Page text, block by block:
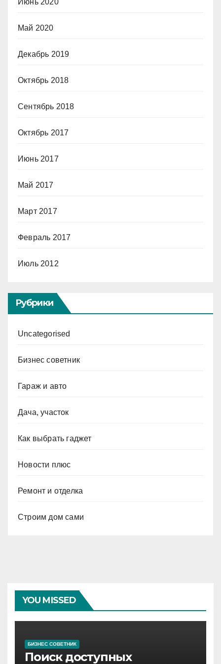
Май 2020
Декабрь 2019
Октябрь 2018
Сентябрь 2018
Октябрь 2017
Июнь 2017
Май 2017
Март 2017
Февраль 2017
Июль 2012
Рубрики
Uncategorised
Бизнес советник
Гараж и авто
Дача, участок
Как выбрать гаджет
Новости плюс
Ремонт и отделка
Строим дом сами
YOU MISSED
БИЗНЕС СОВЕТНИК
Поиск доступных